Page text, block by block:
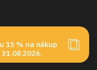
15 % na nákup